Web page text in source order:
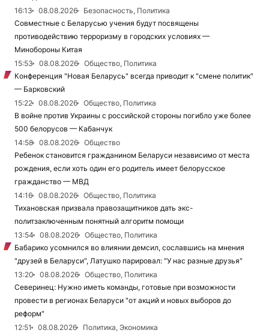
16:13
08.08.2026
Безопасность, Политика
Совместные с Беларусью учения будут посвящены
противодействию терроризму в городских условиях —
Минобороны Китая
15:53
08.08.2026
Общество, Политика
Конференция "Новая Беларусь" всегда приводит к "смене политик"
— Барковский
15:22
08.08.2026
Общество, Политика
В войне против Украины с российской стороны погибло уже более
500 белорусов — Кабанчук
14:58
08.08.2026
Общество
Ребенок становится гражданином Беларуси независимо от места
рождения, если хоть один его родитель имеет белорусское
гражданство — МВД
14:16
08.08.2026
Общество, Политика
Тихановская призвала правозащитников дать экс-
политзаключенным понятный алгоритм помощи
13:54
08.08.2026
Общество, Политика
Бабарико усомнился во влиянии демсил, сославшись на мнения
"друзей в Беларуси", Латушко парировал: "У нас разные друзья"
13:20
08.08.2026
Общество, Политика
Северинец: Нужно иметь команды, готовые при возможности
провести в регионах Беларуси "от акций и новых выборов до
реформ"
12:51
08.08.2026
Политика, Экономика